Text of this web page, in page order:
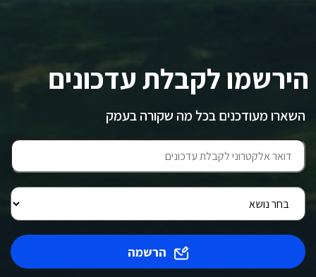
הירשמו לקבלת עדכונים
השארו מעודכנים בכל מה שקורה בעמק
הרשמה